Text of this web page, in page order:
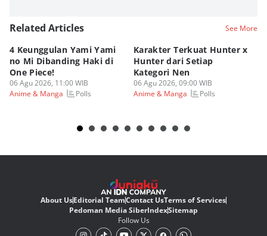
Related Articles See More
4 Keunggulan Yami Yami
no Mi Dibanding Haki di
One Piece!
06 Agu 2026, 11:00 WIB
Anime & Manga
Polls
Karakter Terkuat Hunter x
Hunter dari Setiap
Kategori Nen
06 Agu 2026, 09:00 WIB
Anime & Manga
Polls
About UsEditorial TeamContact UsTerms of Services
Pedoman Media SiberIndexSitemap
Follow Us